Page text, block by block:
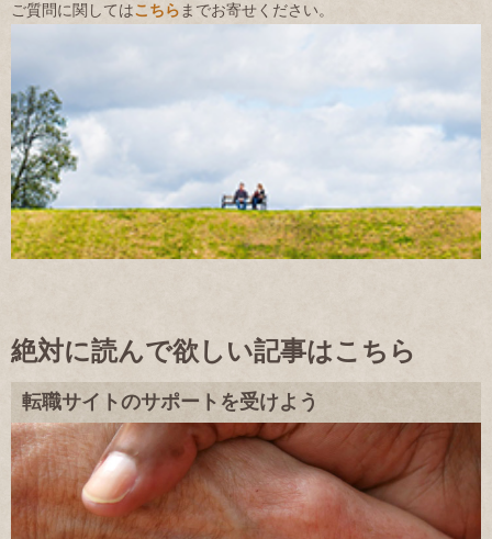
ご質問に関してはこちら までお寄せください。
絶対に読んで欲しい記事はこちら
転職サイトのサポートを受けよう